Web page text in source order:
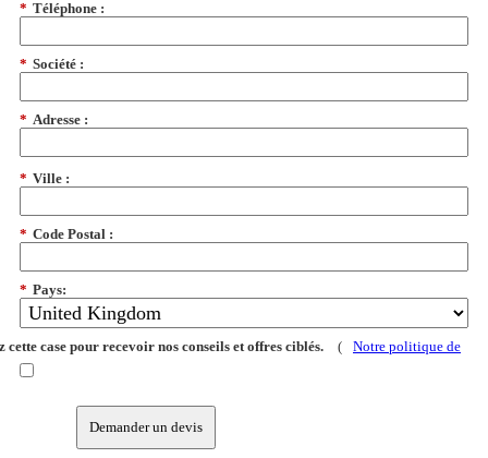
* Téléphone :
* Société :
* Adresse :
* Ville :
* Code Postal :
* Pays:
cette case pour recevoir nos conseils et offres ciblés. ( Notre politique de
Demander un devis